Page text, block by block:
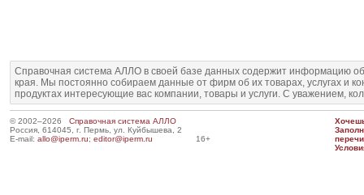
Справочная система АЛЛО в своей базе данных содержит информацию
края. Мы постоянно собираем данные от фирм об их товарах, услугах и
продуктах интересующие вас компании, товары и услуги. С уважением,
© 2002–2026 Справочная система АЛЛО
Россия, 614045, г. Пермь, ул. Куйбышева, 2
E-mail: allo@iperm.ru; editor@iperm.ru 16+